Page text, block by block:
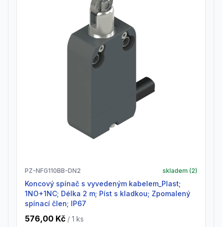
PZ-NFG110BB-DN2 skladem (2)
Koncový spínač s vyvedeným kabelem_Plast;
1NO+1NC; Délka 2 m; Píst s kladkou; Zpomalený
spínací člen; IP67
576,00 Kč / 1 ks